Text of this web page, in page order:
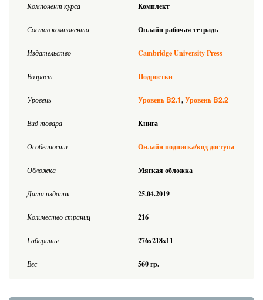
Компонент курса Комплект
Состав компонента Онлайн рабочая тетрадь
Издательство Cambridge University Press
Возраст Подростки
Уровень Уровень B2.1 Уровень B2.2
Вид товара Книга
Особенности Онлайн подписка/код доступа
Обложка Мягкая обложка
Дата издания 25.04.2019
Количество страниц 216
Габариты 276x218x11
Вес 560 гр.